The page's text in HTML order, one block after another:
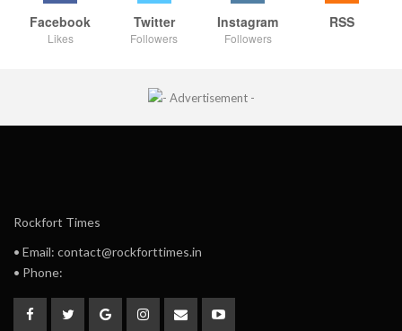
Facebook
Likes
Twitter
Followers
Instagram
Followers
RSS
Rockfort Times
• Email: contact@rockforttimes.in
• Phone: